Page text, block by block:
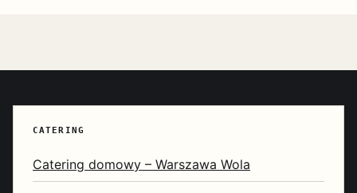
CATERING
Catering domowy – Warszawa Wola